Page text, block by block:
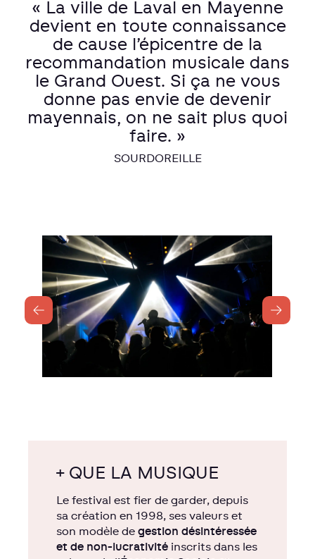
« La ville de Laval en Mayenne
devient en toute connaissance
de cause l’épicentre de la
recommandation musicale dans
le Grand Ouest. Si ça ne vous
donne pas envie de devenir
mayennais, on ne sait plus quoi
faire. »
SOURDOREILLE
+ QUE LA MUSIQUE
Le festival est fier de garder, depuis
sa création en 1998, ses valeurs et
son modèle de gestion désintéressée
et de non-lucrativité inscrits dans les